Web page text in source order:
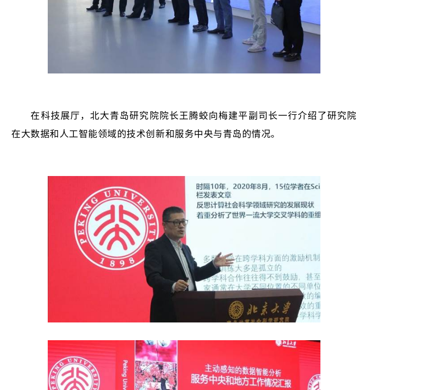
在科技展厅，北大青岛研究院院长王腾蛟向梅建平副司长一行介绍了研究院
在大数据和人工智能领域的技术创新和服务中央与青岛的情况。